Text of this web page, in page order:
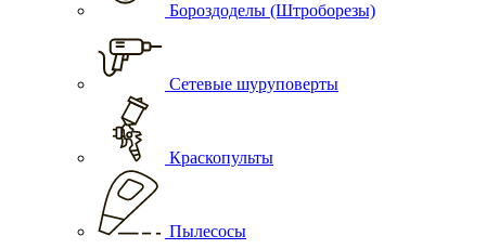
Бороздоделы (Штроборезы)
Сетевые шуруповерты
Краскопульты
Пылесосы